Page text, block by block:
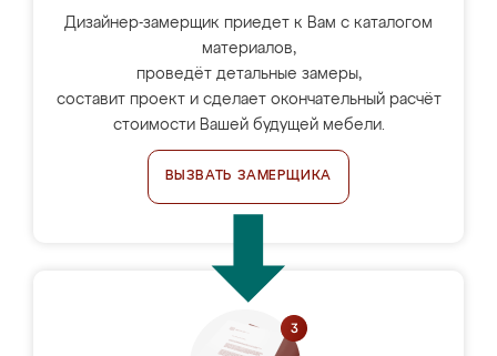
Дизайнер-замерщик приедет к Вам с каталогом
материалов,
проведёт детальные замеры,
составит проект и сделает окончательный расчёт
стоимости Вашей будущей мебели.
ВЫЗВАТЬ ЗАМЕРЩИКА